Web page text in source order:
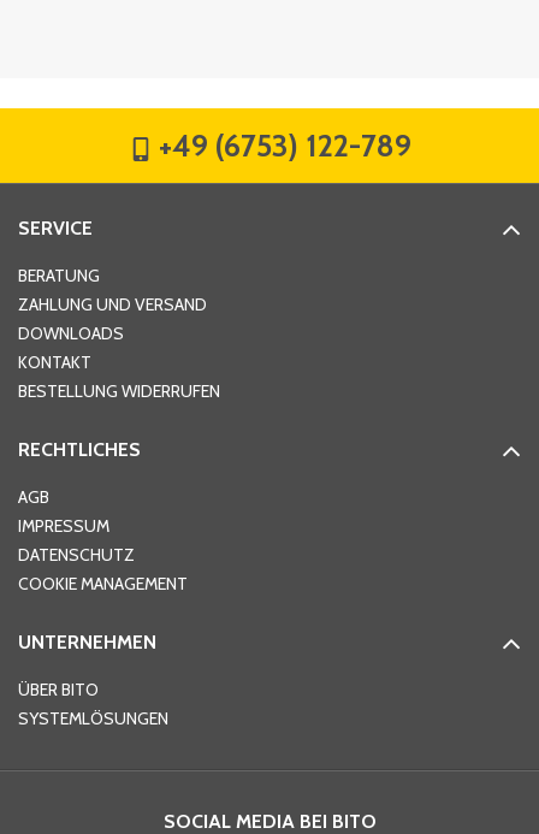
Hausnummer
Ort*
Telefon
+49 (6753) 122-789
SERVICE
BERATUNG
ZAHLUNG UND VERSAND
DOWNLOADS
KONTAKT
BESTELLUNG WIDERRUFEN
RECHTLICHES
AGB
IMPRESSUM
DATENSCHUTZ
COOKIE MANAGEMENT
UNTERNEHMEN
ÜBER BITO
SYSTEMLÖSUNGEN
SOCIAL MEDIA BEI BITO